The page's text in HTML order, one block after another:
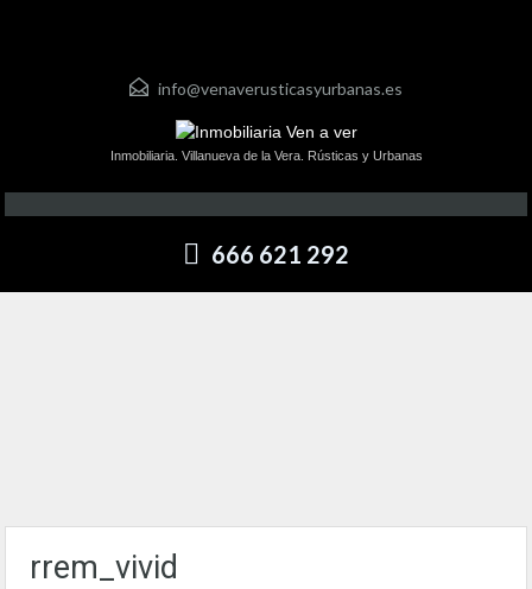
info@venaverusticasyurbanas.es
Inmobiliaria. Villanueva de la Vera. Rústicas y Urbanas
666 621 292
rrem_vivid